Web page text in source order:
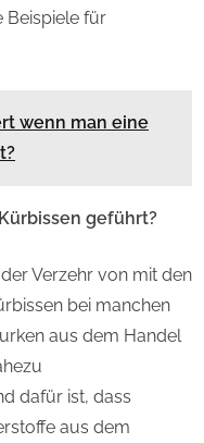
Beispiele für
wenn man eine
geführt?
Verzehr von mit den
bei manchen
aus dem Handel
dafür ist, dass
aus dem